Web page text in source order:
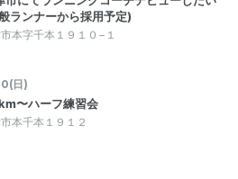
ランナーから採用予定)
本字千本１９１０−１
日)
〜ハーフ練習会
本千本１９１２